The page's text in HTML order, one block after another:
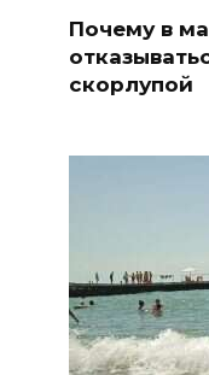
Почему в
скорлупой